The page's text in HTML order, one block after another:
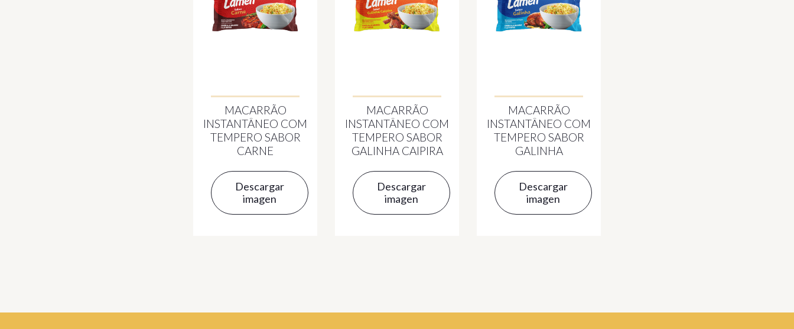
MACARRÃO
INSTANTÂNEO COM
TEMPERO SABOR
CARNE
Descargar
imagen
MACARRÃO
INSTANTÂNEO COM
TEMPERO SABOR
GALINHA CAIPIRA
Descargar
imagen
MACARRÃO
INSTANTÂNEO COM
TEMPERO SABOR
GALINHA
Descargar
imagen